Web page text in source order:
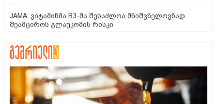
JAMA: ვიტამინმა B3-მა შესაძლოა მნიშვნელოვნად
შეამციროს გლაუკომის რისკი